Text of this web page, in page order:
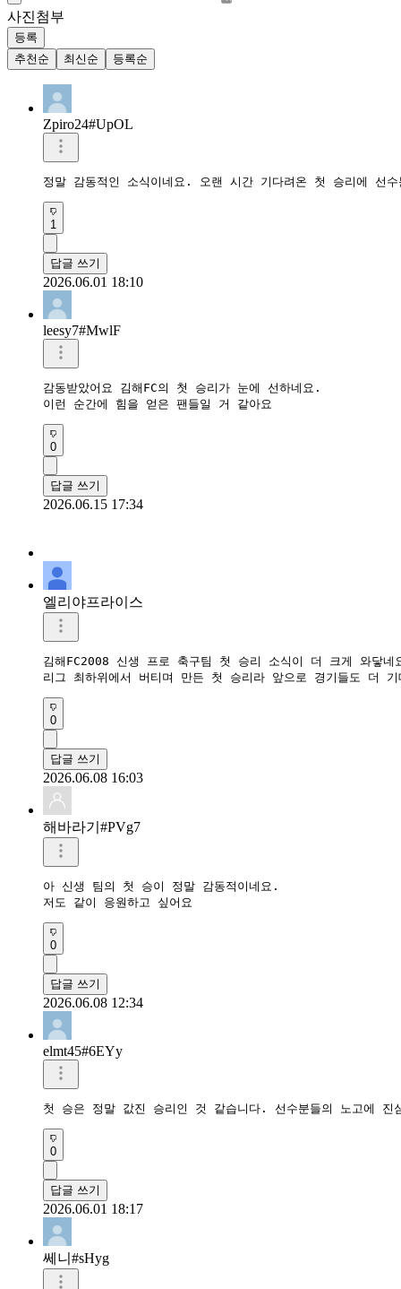
사진첨부
등록
추천순
최신순 등록순
Zpiro24#UpOL
정말 감동적인 소식이네요. 오랜 시간 기다려온 첫 승리에 선
1
답글 쓰기
2026.06.01 18:10
leesy7#MwlF
감동받았어요 김해FC의 첫 승리가 눈에 선하네요.
이런 순간에 힘을 얻은 팬들일 거 같아요
0
답글 쓰기
2026.06.15 17:34
엘리야프라이스
김해FC2008 신생 프로 축구팀 첫 승리 소식이 더 크게 와닿
리그 최하위에서 버티며 만든 첫 승리라 앞으로 경기들도 더
0
답글 쓰기
2026.06.08 16:03
해바라기#PVg7
아 신생 팀의 첫 승이 정말 감동적이네요.
저도 같이 응원하고 싶어요
0
답글 쓰기
2026.06.08 12:34
elmt45#6EYy
첫 승은 정말 값진 승리인 것 같습니다. 선수분들의 노고에 진
0
답글 쓰기
2026.06.01 18:17
쎄니#sHyg